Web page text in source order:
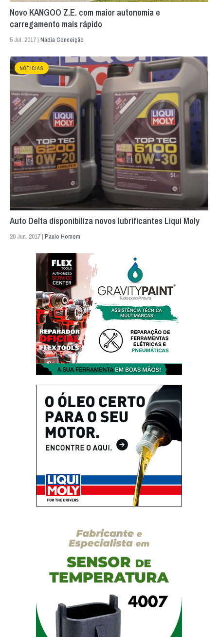
Novo KANGOO Z.E. com maior autonomia e
carregamento mais rápido
5 Jul. 2017 | Nádia Conceição
NOTÍCIAS
Auto Delta disponibiliza novos lubrificantes Liqui Moly
20 Jun. 2017 | Paulo Homem